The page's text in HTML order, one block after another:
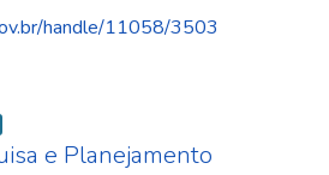
handle/11058/3503
,
e Planejamento